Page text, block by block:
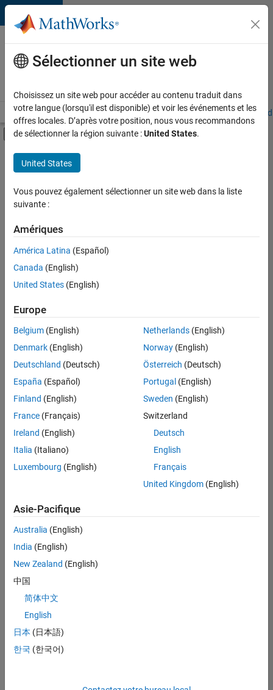
Passer au contenu
Votre
carrière
chez
Accueil Explorer nos opportunités Adresses de nos bureaux
Activer/désactiver l'affichage du menu
Contenu principal
FILTRER PAR
Applications et outils commerciaux
Gestion des programmes
Ingénierie de la qualité
Enregistrer
sélectionnées
Les
descriptions
poste
n’ont
pas
été
traduites.
Effectuez
lieu
pour
l’ensemble
des
opportunités
votre
région.
Senior Software Quality Engineer
Senior
Engineer
Sélectionner un site web
Choisissez un site web pour accéder au contenu traduit dans
votre langue (lorsqu'il est disponible) et voir les événements et les
offres locales. D’après votre position, nous vous recommandons
de sélectionner la région suivante :United States.
United States
Vous pouvez également sélectionner un site web dans la liste
suivante :
Amériques
América Latina (Español)
Canada (English)
United States (English)
Europe
Belgium (English)
Denmark (English)
Deutschland (Deutsch)
España (Español)
Finland (English)
France (Français)
Ireland (English)
Italia (Italiano)
Luxembourg (English)
Netherlands(English)
Norway(English)
Österreich (Deutsch)
Portugal (English)
Sweden (English)
Switzerland
Deutsch
English
Français
United Kingdom(English)
Asie-Pacifique
Australia (English)
India (English)
New Zealand (English)
中国
简体中文
English
日本 (日本語)
한국 (한국어)